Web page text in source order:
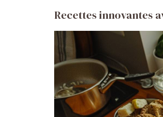
Recettes innovantes